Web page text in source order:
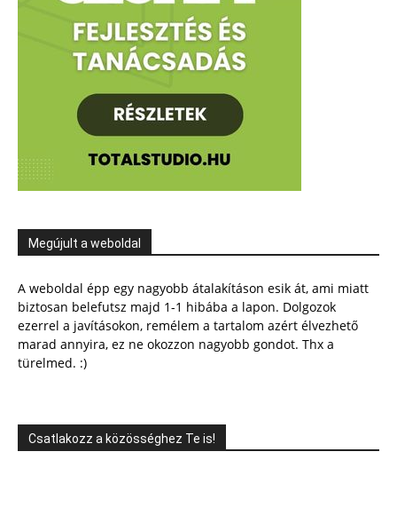
Megújult a weboldal
A weboldal épp egy nagyobb átalakításon esik át, ami miatt
biztosan belefutsz majd 1-1 hibába a lapon. Dolgozok
ezerrel a javításokon, remélem a tartalom azért élvezhető
marad annyira, ez ne okozzon nagyobb gondot. Thx a
türelmed. :)
Csatlakozz a közösséghez Te is!